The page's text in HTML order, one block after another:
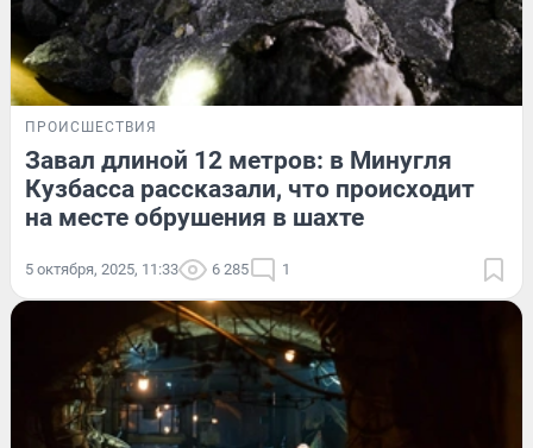
ПРОИСШЕСТВИЯ
Завал длиной 12 метров: в Минугля
Кузбасса рассказали, что происходит
на месте обрушения в шахте
5 октября, 2025, 11:33 6 285 1